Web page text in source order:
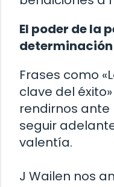
El poder de la
determinación
Frases como
clave del
rendirnos ante
seguir
valentía.
J Wailen nos